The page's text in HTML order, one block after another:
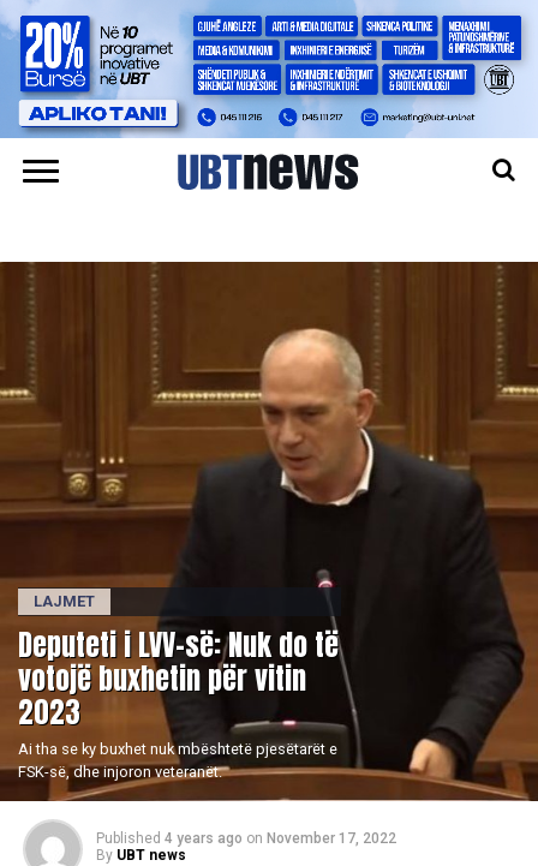
LAJMET
​Deputeti i LVV-së: Nuk do të
votojë buxhetin për vitin
2023
Ai tha se ky buxhet nuk mbështetë pjesëtarët e
FSK-së, dhe injoron veteranët.
Published 4 years ago on November 17, 2022
By UBT news